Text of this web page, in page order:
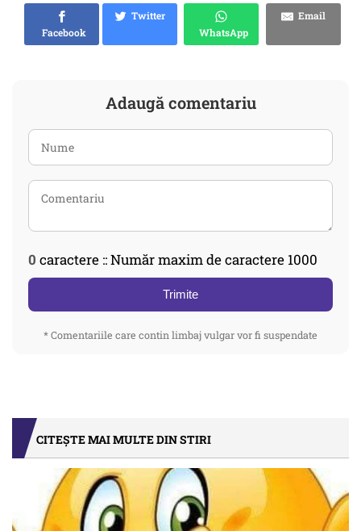
Facebook
Twitter
WhatsApp
Email
Adaugă comentariu
0 caractere :: Număr maxim de caractere 1000
Trimite
* Comentariile care contin limbaj vulgar vor fi suspendate
CITEȘTE MAI MULTE DIN STIRI